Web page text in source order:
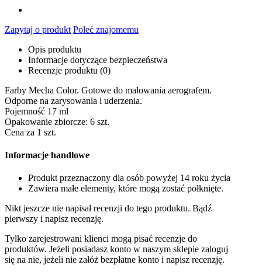
Zapytaj o produkt Poleć znajomemu
Opis produktu
Informacje dotyczące bezpieczeństwa
Recenzje produktu (0)
Farby Mecha Color. Gotowe do malowania aerografem.
Odporne na zarysowania i uderzenia.
Pojemność 17 ml
Opakowanie zbiorcze: 6 szt.
Cena za 1 szt.
Informacje handlowe
Produkt przeznaczony dla osób powyżej 14 roku życia
Zawiera małe elementy, które mogą zostać połknięte.
Nikt jeszcze nie napisał recenzji do tego produktu. Bądź
pierwszy i napisz recenzję.
Tylko zarejestrowani klienci mogą pisać recenzje do
produktów. Jeżeli posiadasz konto w naszym sklepie zaloguj
się na nie, jeżeli nie załóż bezpłatne konto i napisz recenzję.